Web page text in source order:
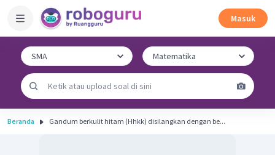
Masuk
Beranda Gandum berkulit hitam (Hhkk) disilangkan dengan be...